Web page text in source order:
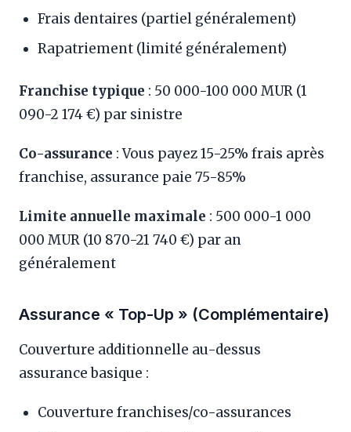
Frais dentaires (partiel généralement)
Rapatriement (limité généralement)
Franchise typique : 50 000-100 000 MUR (1
090-2 174 €) par sinistre
Co-assurance : Vous payez 15-25% frais après
franchise, assurance paie 75-85%
Limite annuelle maximale : 500 000-1 000
000 MUR (10 870-21 740 €) par an
généralement
Assurance « Top-Up » (Complémentaire)
Couverture additionnelle au-dessus
assurance basique :
Couverture franchises/co-assurances